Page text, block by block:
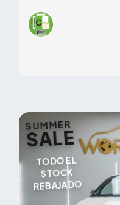
SUMMER
SALE
TODO EL
STOCK
REBAJADO